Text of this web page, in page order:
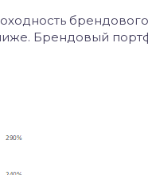
Брендовый